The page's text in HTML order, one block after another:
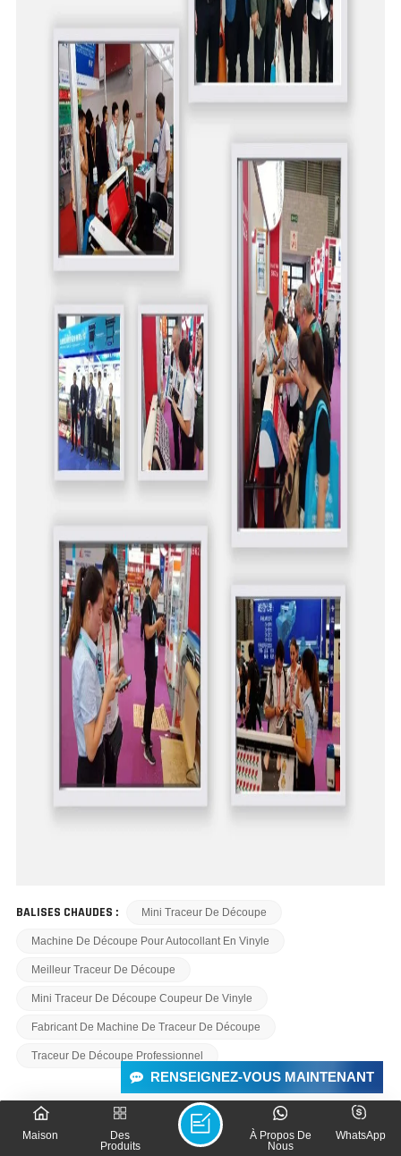
RENSEIGNEZ-VOUS MAINTENANT
BALISES CHAUDES : Mini Traceur De Découpe
Machine De Découpe Pour Autocollant En Vinyle
Meilleur Traceur De Découpe
Mini Traceur De Découpe Coupeur De Vinyle
Fabricant De Machine De Traceur De Découpe
Traceur De Découpe Professionnel
LAISSER UN MESSAGE
Maison
Des
Produits
WhatsApp
À Propos De
Nous